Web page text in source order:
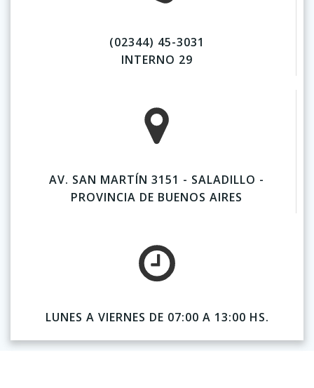
(02344) 45-3031
INTERNO 29
AV. SAN MARTÍN 3151 - SALADILLO -
PROVINCIA DE BUENOS AIRES
LUNES A VIERNES DE 07:00 A 13:00 HS.